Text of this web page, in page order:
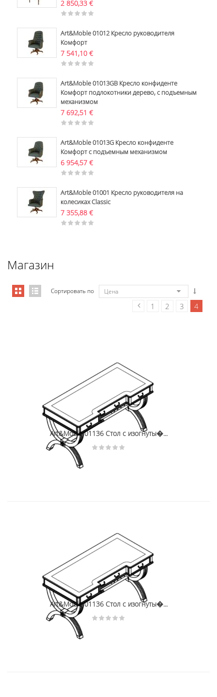
2 850,33 €
Art&Moble 01012 Кресло руководителя
Комфорт
7 541,10 €
Art&Moble 01013GB Кресло конфиденте
Комфорт подлокотники дерево, с подъемным
механизмом
7 692,51 €
Art&Moble 01013G Кресло конфиденте
Комфорт с подъемным механизмом
6 954,57 €
Art&Moble 01001 Кресло руководителя на
колесиках Classic
7 355,88 €
Магазин
Сортировать по Цена
1 2 3 4
Art&Moble 01136 Стол с изогнуты�...
Art&Moble 01136 Стол с изогнуты�...